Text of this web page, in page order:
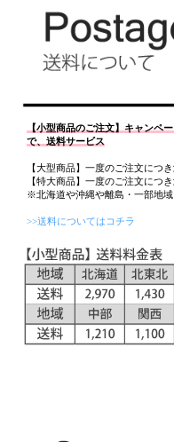
【小型商品のご注文】キャンペ
で、送料サービス
【大型商品】一度のご注文につき
【特大商品】一度のご注文につき
※北海道や沖縄や離島・一部地
>>送料についてはコチラ